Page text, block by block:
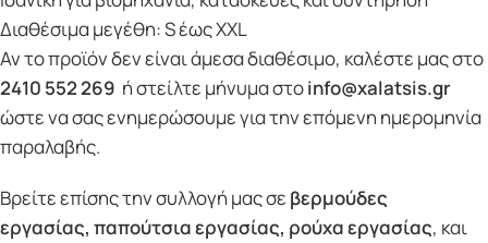
Διαθέσιμα μεγέθη: S έως XXL
Αν το προϊόν δεν είναι άμεσα διαθέσιμο, καλέστε μας στο
2410 552 269 ή στείλτε μήνυμα στοinfo@xalatsis.gr
ώστε να σας ενημερώσουμε για την επόμενη ημερομηνία
παραλαβής.
Βρείτε επίσης την συλλογή μας σε βερμούδες
εργασίας, παπούτσια εργασίας, ρούχα εργασίας, και